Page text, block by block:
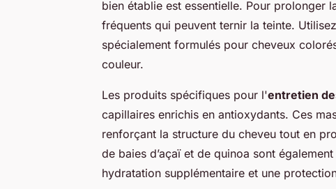
bien établie est essentielle. Pour prolonger
fréquents qui peuvent ternir la teinte.
spécialement formulés pour cheveux
couleur.
Les produits spécifiques pour l'entretien
capillaires enrichis en antioxydants. Ces
renforçant la structure du cheveu tout en
de baies d’açaï et de quinoa sont
hydratation supplémentaire et une